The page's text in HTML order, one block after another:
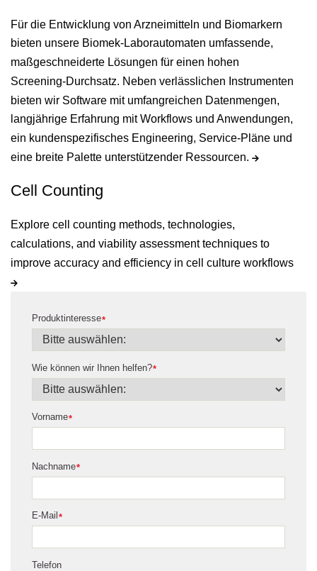
Für die Entwicklung von Arzneimitteln und Biomarkern
bieten unsere Biomek-Laborautomaten umfassende,
maßgeschneiderte Lösungen für einen hohen
Screening-Durchsatz. Neben verlässlichen Instrumenten
bieten wir Software mit umfangreichen Datenmengen,
langjährige Erfahrung mit Workflows und Anwendungen,
ein kundenspezifisches Engineering, Service-Pläne und
eine breite Palette unterstützender Ressourcen.
Cell Counting
Explore cell counting methods, technologies,
calculations, and viability assessment techniques to
improve accuracy and efficiency in cell culture workflows
*
Produktinteresse
*
Wie können wir Ihnen helfen?
*
Vorname
*
Nachname
*
E-Mail
Telefon